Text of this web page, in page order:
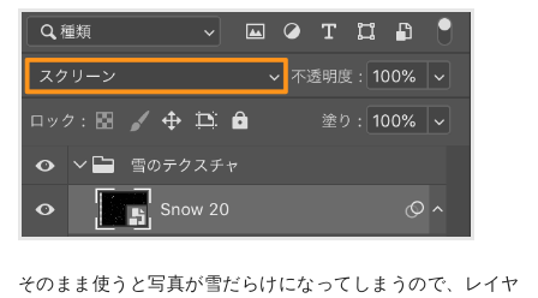
そのまま使うと写真が雪だらけになってしまうので、レイヤ